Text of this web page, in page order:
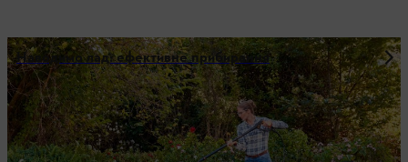
Наводимо лад: ефективне прибирання